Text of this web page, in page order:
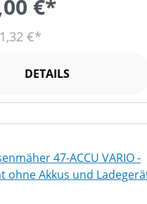
€*
€*
DETAILS